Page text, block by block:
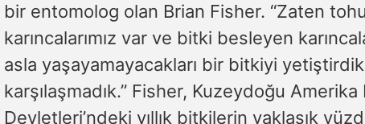
bir entomolog olan Brian Fisher. “Zaten
karıncalarımız var ve bitki besleyen
asla yaşayamayacakları bir bitkiyi
karşılaşmadık.” Fisher, Kuzeydoğu
Devletleri’ndeki yıllık bitkilerin yaklaşık